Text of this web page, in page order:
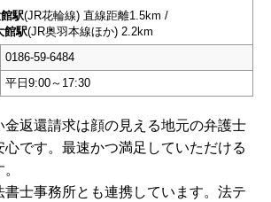
駅(JR花輪線) 直線距離1.5km /
館駅(JR奥羽本線ほか) 2.2km
0186-59-6484
平日9:00～17:30
金返還請求は顔の見える地元の弁護士
心です。最速かつ満足していただける
書士事務所とも連携しています。法テ